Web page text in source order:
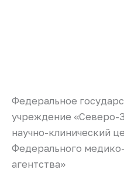
Федеральное
учреждение «Северо-
научно-клинический
Федерального
агентства»